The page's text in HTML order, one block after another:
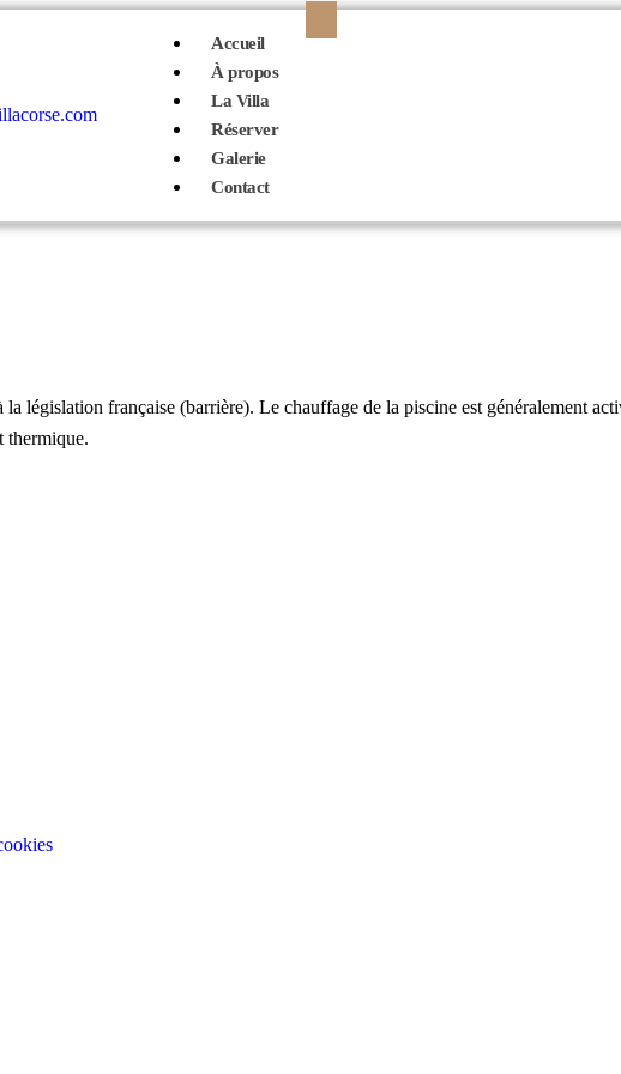
Accueil
À propos
La Villa
Réserver
Galerie
Contact
législation française (barrière). Le chauffage de la piscine est généralement
thermique.